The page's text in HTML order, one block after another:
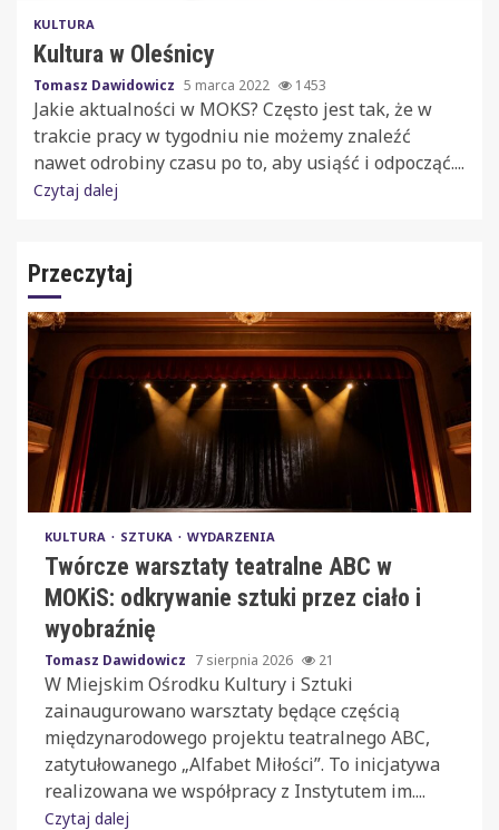
KULTURA
Kultura w Oleśnicy
Tomasz Dawidowicz 5 marca 2022 1453
Jakie aktualności w MOKS? Często jest tak, że w
trakcie pracy w tygodniu nie możemy znaleźć
nawet odrobiny czasu po to, aby usiąść i odpocząć....
Czytaj dalej
Przeczytaj
KULTURA SZTUKA WYDARZENIA
Twórcze warsztaty teatralne ABC w
MOKiS: odkrywanie sztuki przez ciało i
wyobraźnię
Tomasz Dawidowicz 7 sierpnia 2026 21
W Miejskim Ośrodku Kultury i Sztuki
zainaugurowano warsztaty będące częścią
międzynarodowego projektu teatralnego ABC,
zatytułowanego „Alfabet Miłości”. To inicjatywa
realizowana we współpracy z Instytutem im....
Czytaj dalej